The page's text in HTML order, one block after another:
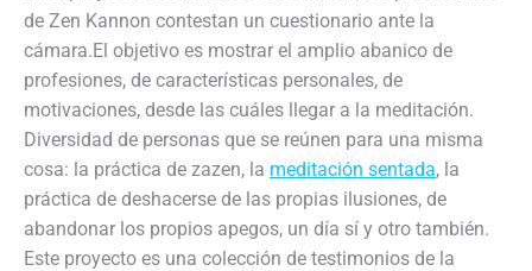
de Zen Kannon contestan un cuestionario ante la
cámara.El objetivo es mostrar el amplio abanico de
profesiones, de características personales, de
motivaciones, desde las cuáles llegar a la meditación.
Diversidad de personas que se reúnen para una misma
cosa: la práctica de zazen, la meditación sentada, la
práctica de deshacerse de las propias ilusiones, de
abandonar los propios apegos, un día sí y otro también.
Este proyecto es una colección de testimonios de la